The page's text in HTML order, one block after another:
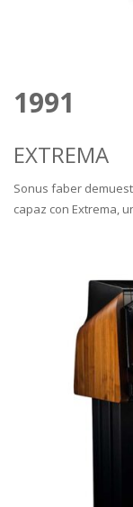
1991
EXTREMA
Sonus faber
capaz con Extrema,